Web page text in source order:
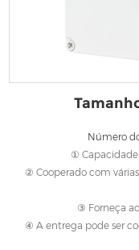
Número
① Capacidade
② Cooperado com
③ Forneça
④ A entrega pode ser